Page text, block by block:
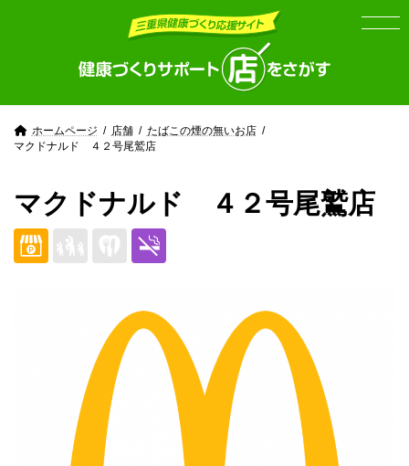
ホームページ 店舗
たばこの煙の無いお店
マクドナルド ４２号尾鷲店
マクドナルド ４２号尾鷲店